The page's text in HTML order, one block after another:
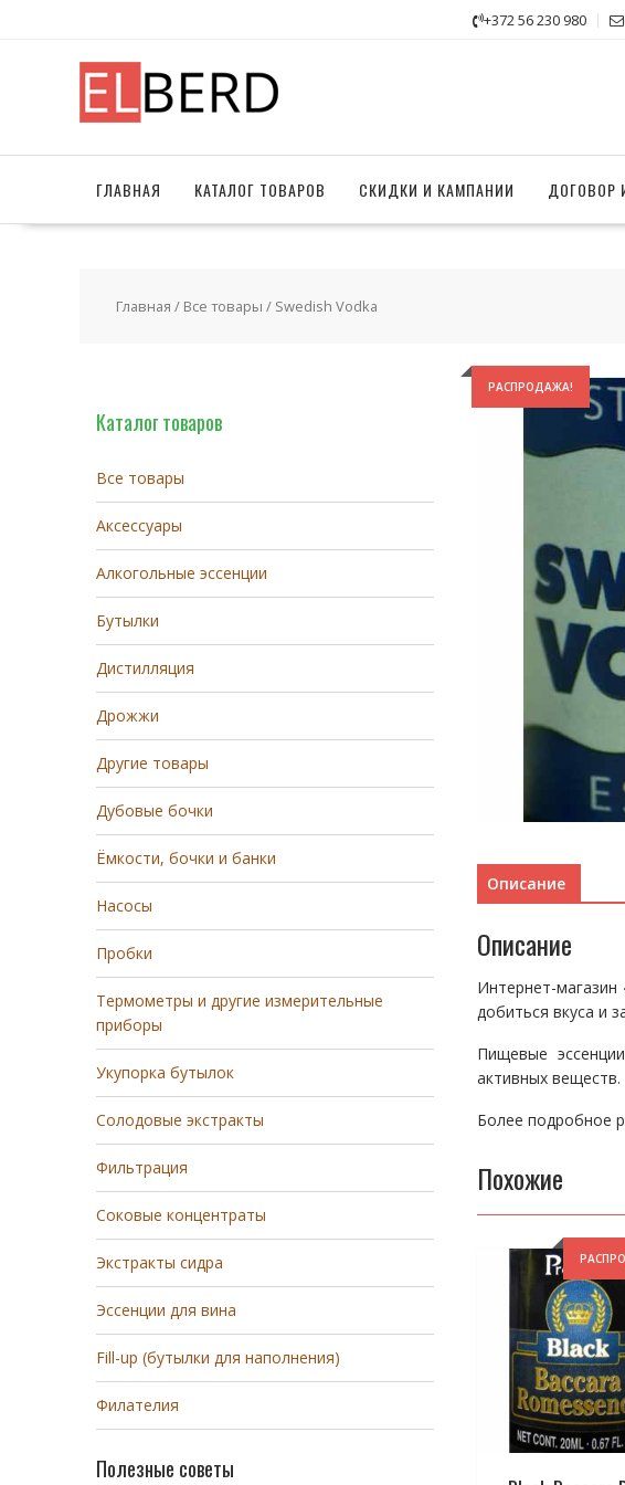
содержимому
+372 56 230 980
ГЛАВНАЯ КАТАЛОГ ТОВАРОВ СКИДКИ И КАМПАНИИ ДОГОВОР
Главная / Все товары / Swedish Vodka
РАСПРОДАЖА!
Описание
Описание
Интернет-
добиться вкуса и
Пищевые
активных веществ.
Более подробное
Похожие
Каталог товаров
Все товары
Аксессуары
Алкогольные эссенции
Бутылки
Дистилляция
Дрожжи
Другие товары
Дубовые бочки
Ёмкости, бочки и банки
Насосы
Пробки
Термометры и другие измерительные
приборы
Укупорка бутылок
Солодовые экстракты
Фильтрация
Соковые концентраты
Экстракты сидра
Эссенции для вина
Fill-up (бутылки для наполнения)
Филателия
Полезные советы